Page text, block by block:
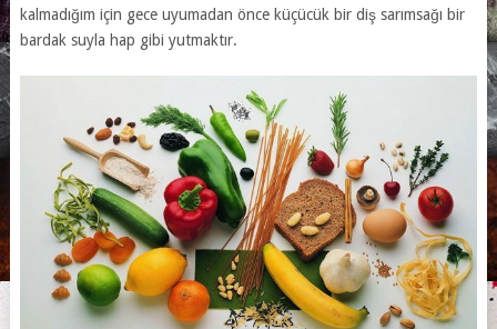
kalmadığım için gece uyumadan önce küçücük bir diş sarımsağı bir
bardak suyla hap gibi yutmaktır.